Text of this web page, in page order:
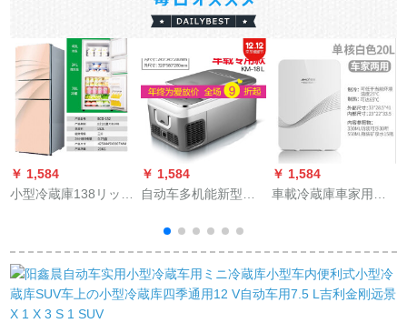
￥ 1,584
小型冷蔵庫138リット
冷蔵庫静音両門118リ
ットBシルバー-6年間
保証
￥ 1,584
自动车多机能新型カ
専门用コーンプロレ
ッサー车载冷蔵庫雷
凌车冷冻キャバクラ
冷蔵庫庫実用自动车
￥ 1,584
車載冷蔵庫車家用ミ
両用学生寮冷凍ワン
ドアル式イシュー冷
凍ミニボックス夢幻